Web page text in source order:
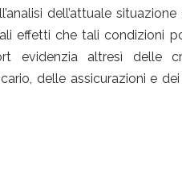
dell’attuale
effetti che tali condizioni
evidenzia altresì delle
delle assicurazioni e